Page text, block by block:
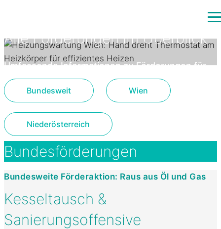
Alle Förderungen im Überblick
Umfassende Informationen zu Förderungen für
Heizung, Kesseltausch und Badsanierung in Wien
und Niederösterreich.
Bundesweit Wien
Niederösterreich
Bundesförderungen
Bundesweite Förderaktion: Raus aus Öl und Gas
Kesseltausch &
Sanierungsoffensive